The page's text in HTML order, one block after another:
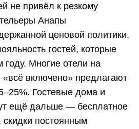
не привёл к резкому
Анапы
ценовой политики,
гостей, которые
Многие отели на
включено» предлагают
Гостевые дома и
ещё дальше — бесплатное
постоянным